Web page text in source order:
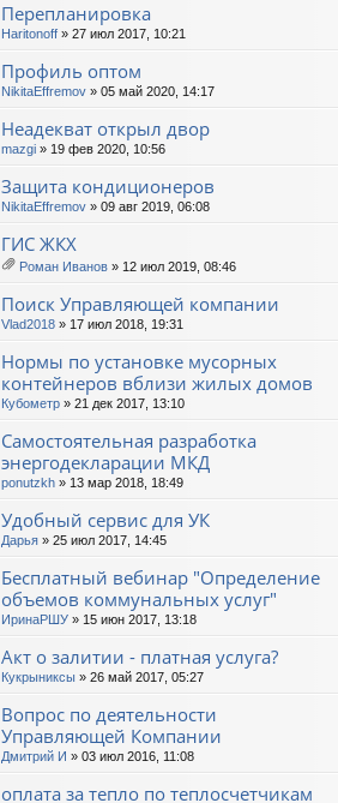
Перепланировка
Haritonoff » 27 июл 2017, 10:21
Профиль оптом
NikitaEffremov » 05 май 2020, 14:17
Неадекват открыл двор
mazgi » 19 фев 2020, 10:56
Защита кондиционеров
NikitaEffremov » 09 авг 2019, 06:08
ГИС ЖКХ
ия
Роман Иванов » 12 июл 2019, 08:46
Поиск Управляющей компании
Vlad2018 » 17 июл 2018, 19:31
Нормы по установке мусорных
контейнеров вблизи жилых домов
Кубометр » 21 дек 2017, 13:10
Самостоятельная разработка
энергодекларации МКД
ponutzkh » 13 мар 2018, 18:49
Удобный сервис для УК
Дарья » 25 июл 2017, 14:45
Бесплатный вебинар "Определение
объемов коммунальных услуг"
ИринаРШУ » 15 июн 2017, 13:18
Акт о залитии - платная услуга?
Кукрыниксы » 26 май 2017, 05:27
Вопрос по деятельности
Управляющей Компании
Дмитрий И » 03 июл 2016, 11:08
оплата за тепло по теплосчетчикам